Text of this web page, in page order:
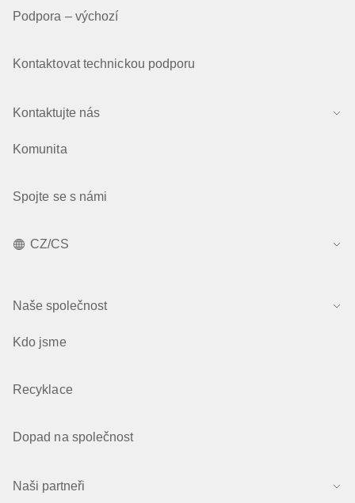
Podpora – výchozí
Kontaktovat technickou podporu
Kontaktujte nás
Komunita
Spojte se s námi
CZ/CS
Naše společnost
Kdo jsme
Recyklace
Dopad na společnost
Naši partneři